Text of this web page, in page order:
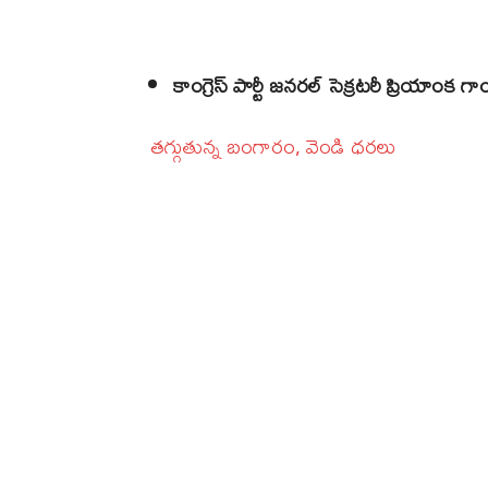
కాంగ్రెస్‌ పార్టీ జనరల్‌ సెక్రటరీ ప్రియాంక
తగ్గుతున్న బంగారం, వెండి ధరలు